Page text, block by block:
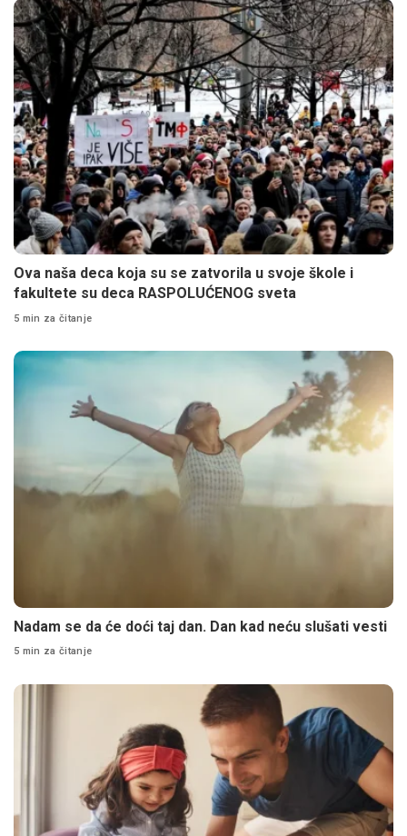
Ova naša deca koja su se zatvorila u svoje škole i
fakultete su deca RASPOLUĆENOG sveta
5 min za čitanje
Nadam se da će doći taj dan. Dan kad neću slušati vesti
5 min za čitanje